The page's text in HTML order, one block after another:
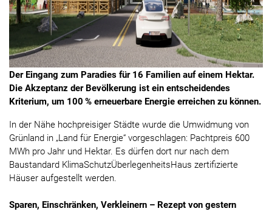
Der Eingang zum Paradies für 16 Familien auf einem Hektar.
Die Akzeptanz der Bevölkerung ist ein entscheidendes
Kriterium, um 100 % erneuerbare Energie erreichen zu können.
In der Nähe hochpreisiger Städte wurde die Umwidmung von
Grünland in „Land für Energie“ vorgeschlagen: Pachtpreis 600
MWh pro Jahr und Hektar. Es dürfen dort nur nach dem
Baustandard KlimaSchutzÜberlegenheitsHaus zertifizierte
Häuser aufgestellt werden.
Sparen, Einschränken, Verkleinern – Rezept von gestern